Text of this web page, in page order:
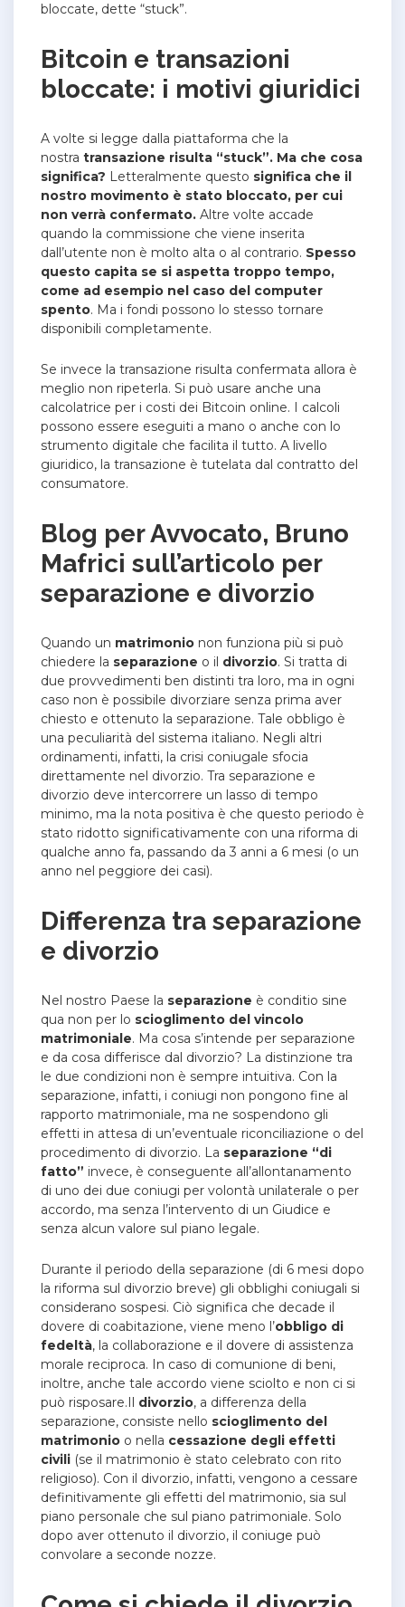
bloccate, dette “stuck”.
Bitcoin e transazioni
bloccate: i motivi giuridici
A volte si legge dalla piattaforma che la
nostra transazione risulta “stuck”. Ma che cosa
significa? Letteralmente questo significa che il
nostro movimento è stato bloccato, per cui
non verrà confermato. Altre volte accade
quando la commissione che viene inserita
dall’utente non è molto alta o al contrario. Spesso
questo capita se si aspetta troppo tempo,
come ad esempio nel caso del computer
spento. Ma i fondi possono lo stesso tornare
disponibili completamente.
Se invece la transazione risulta confermata allora è
meglio non ripeterla. Si può usare anche una
calcolatrice per i costi dei Bitcoin online. I calcoli
possono essere eseguiti a mano o anche con lo
strumento digitale che facilita il tutto. A livello
giuridico, la transazione è tutelata dal contratto del
consumatore.
Blog per Avvocato, Bruno
Mafrici sull’articolo per
separazione e divorzio
Quando un matrimonio non funziona più si può
chiedere la separazione o il divorzio. Si tratta di
due provvedimenti ben distinti tra loro, ma in ogni
caso non è possibile divorziare senza prima aver
chiesto e ottenuto la separazione. Tale obbligo è
una peculiarità del sistema italiano. Negli altri
ordinamenti, infatti, la crisi coniugale sfocia
direttamente nel divorzio. Tra separazione e
divorzio deve intercorrere un lasso di tempo
minimo, ma la nota positiva è che questo periodo è
stato ridotto significativamente con una riforma di
qualche anno fa, passando da 3 anni a 6 mesi (o un
anno nel peggiore dei casi).
Differenza tra separazione
e divorzio
Nel nostro Paese la separazione è conditio sine
qua non per lo scioglimento del vincolo
matrimoniale. Ma cosa s’intende per separazione
e da cosa differisce dal divorzio? La distinzione tra
le due condizioni non è sempre intuitiva. Con la
separazione, infatti, i coniugi non pongono fine al
rapporto matrimoniale, ma ne sospendono gli
effetti in attesa di un’eventuale riconciliazione o del
procedimento di divorzio. La separazione “di
fatto” invece, è conseguente all’allontanamento
di uno dei due coniugi per volontà unilaterale o per
accordo, ma senza l’intervento di un Giudice e
senza alcun valore sul piano legale.
Durante il periodo della separazione (di 6 mesi dopo
la riforma sul divorzio breve) gli obblighi coniugali si
considerano sospesi. Ciò significa che decade il
dovere di coabitazione, viene meno l’obbligo di
fedeltà, la collaborazione e il dovere di assistenza
morale reciproca. In caso di comunione di beni,
inoltre, anche tale accordo viene sciolto e non ci si
può risposare.Il divorzio, a differenza della
separazione, consiste nello scioglimento del
matrimonio o nella cessazione degli effetti
civili (se il matrimonio è stato celebrato con rito
religioso). Con il divorzio, infatti, vengono a cessare
definitivamente gli effetti del matrimonio, sia sul
piano personale che sul piano patrimoniale. Solo
dopo aver ottenuto il divorzio, il coniuge può
convolare a seconde nozze.